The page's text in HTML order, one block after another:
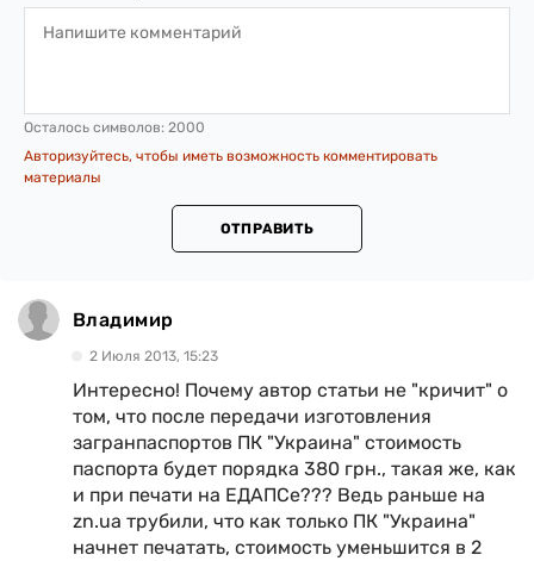
Осталось символов: 2000
Авторизуйтесь, чтобы иметь возможность комментировать
материалы
ОТПРАВИТЬ
Владимир
2 Июля 2013, 15:23
Интересно! Почему автор статьи не "кричит" о
том, что после передачи изготовления
загранпаспортов ПК "Украина" стоимость
паспорта будет порядка 380 грн., такая же, как
и при печати на ЕДАПСе??? Ведь раньше на
zn.ua трубили, что как только ПК "Украина"
начнет печатать, стоимость уменьшится в 2